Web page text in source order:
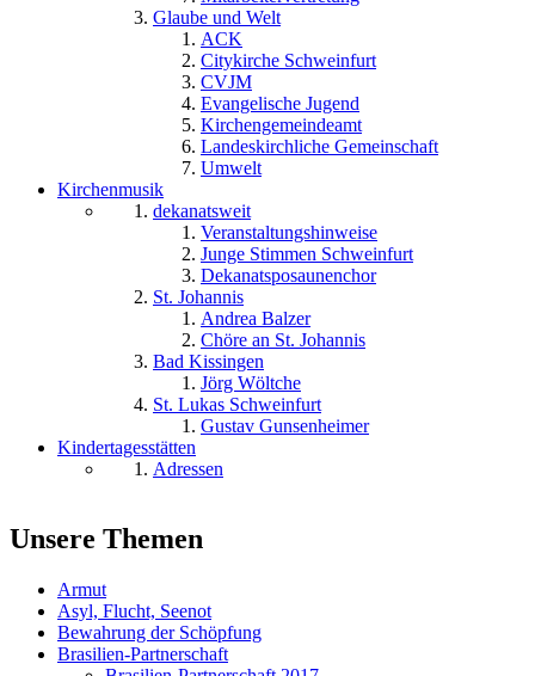
Glaube und Welt
ACK
Citykirche Schweinfurt
CVJM
Evangelische Jugend
Kirchengemeindeamt
Landeskirchliche Gemeinschaft
Umwelt
Kirchenmusik
dekanatsweit
Veranstaltungshinweise
Junge Stimmen Schweinfurt
Dekanatsposaunenchor
St. Johannis
Andrea Balzer
Chöre an St. Johannis
Bad Kissingen
Jörg Wöltche
St. Lukas Schweinfurt
Gustav Gunsenheimer
Kindertagesstätten
Adressen
Unsere Themen
Armut
Asyl, Flucht, Seenot
Bewahrung der Schöpfung
Brasilien-Partnerschaft